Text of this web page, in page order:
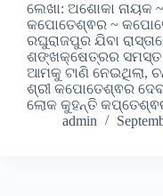
ଲେଖା: ଅଶୋକା ନାୟକ
କପୋତେଶ୍ଵର ~
ରଘୁରାଜପୁର ଯିବା
ଶଙ୍ଖକ୍ଷେତ୍ରର ସମସ୍ତ
ଆମକୁ ଟାଣି ନେଇଥିଲା,
ଶ୍ରୀ କପୋତେଶ୍ଵର
ଲୋକ କୁହନ୍ତି
admin